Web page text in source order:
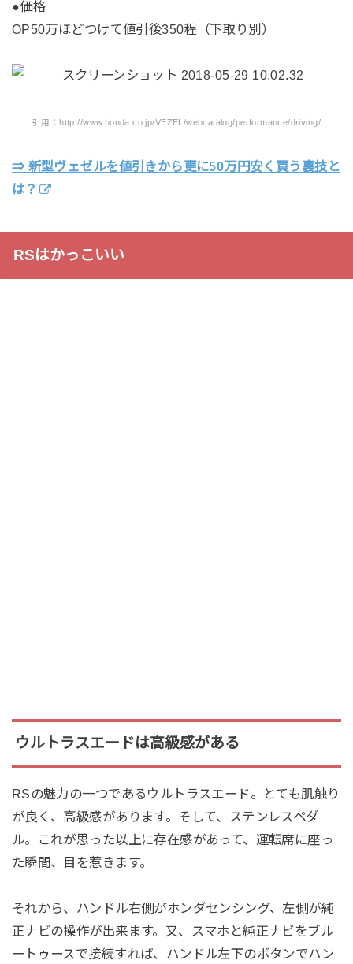
●価格
OP50万ほどつけて値引後350程（下取り別）
引用：http://www.honda.co.jp/VEZEL/webcatalog/performance/driving/
⇒ 新型ヴェゼルを値引きから更に50万円安く買う裏技と
は？
RSはかっこいい
ウルトラスエードは高級感がある
RSの魅力の一つであるウルトラスエード。とても肌触り
が良く、高級感があります。そして、ステンレスペダ
ル。これが思った以上に存在感があって、運転席に座っ
た瞬間、目を惹きます。
それから、ハンドル右側がホンダセンシング、左側が純
正ナビの操作が出来ます。又、スマホと純正ナビをブル
ートゥースで接続すれば、ハンドル左下のボタンでハン